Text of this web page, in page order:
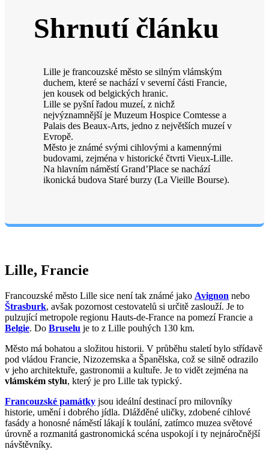
Shrnutí článku
Lille je francouzské město se silným vlámským
duchem, které se nachází v severní části Francie,
jen kousek od belgických hranic.
Lille se pyšní řadou muzeí, z nichž
nejvýznamnější je Muzeum Hospice Comtesse a
Palais des Beaux-Arts, jedno z největších muzeí v
Evropě.
Město je známé svými cihlovými a kamennými
budovami, zejména v historické čtvrti Vieux-Lille.
Na hlavním náměstí Grand’Place se nachází
ikonická budova Staré burzy (La Vieille Bourse).
Lille, Francie
Francouzské město Lille sice není tak známé jako Avignon nebo
Štrasburk, avšak pozornost cestovatelů si určitě zaslouží. Je to
pulzující metropole regionu Hauts-de-France na pomezí Francie a
Belgie. Do Bruselu je to z Lille pouhých 130 km.
Město má bohatou a složitou historii. V průběhu staletí bylo střídavě
pod vládou Francie, Nizozemska a Španělska, což se silně odrazilo
v jeho architektuře, gastronomii a kultuře. Je to vidět zejména na
vlámském stylu, který je pro Lille tak typický.
Francouzské památky jsou ideální destinací pro milovníky
historie, umění i dobrého jídla. Dlážděné uličky, zdobené cihlové
fasády a honosné náměstí lákají k toulání, zatímco muzea světové
úrovně a rozmanitá gastronomická scéna uspokojí i ty nejnáročnější
návštěvníky.